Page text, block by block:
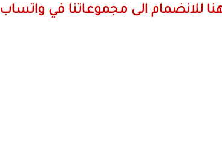
للانضمام الى مجموعاتنا في واتساب